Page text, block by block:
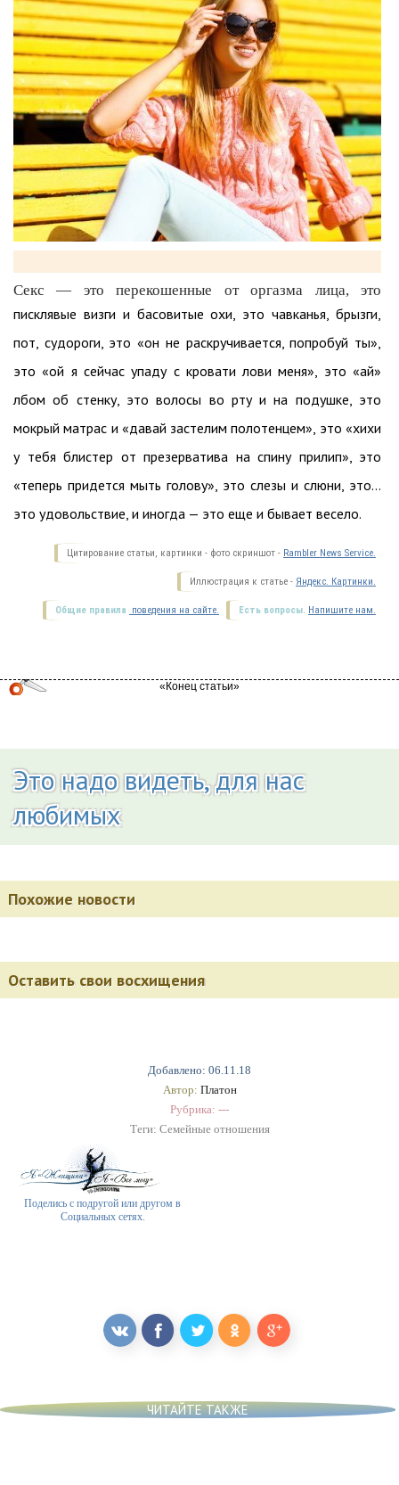
Добавлено: 06.11.18
Автор: Платон
Рубрика: ---
Теги: Семейные отношения
Поделись с подругой или другом в
Социальных сетях.
Секс — это перекошенные от оргазма лица, это
писклявые визги и басовитые охи, это чавканья, брызги,
пот, судороги, это «он не раскручивается, попробуй ты»,
это «ой я сейчас упаду с кровати лови меня», это «ай»
лбом об стенку, это волосы во рту и на подушке, это
мокрый матрас и «давай застелим полотенцем», это «хихи
у тебя блистер от презерватива на спину прилип», это
«теперь придется мыть голову», это слезы и слюни, это...
это удовольствие, и иногда — это еще и бывает весело.
Цитирование статьи, картинки - фото скриншот - Rambler News Service.
Иллюстрация к статье - Яндекс. Картинки.
Есть вопросы. Напишите нам.
Общие правила поведения на сайте.
Это надо видеть, для нас
любимых
Похожие новости
Оставить свои восхищения
ЧИТАЙТЕ ТАКЖЕ